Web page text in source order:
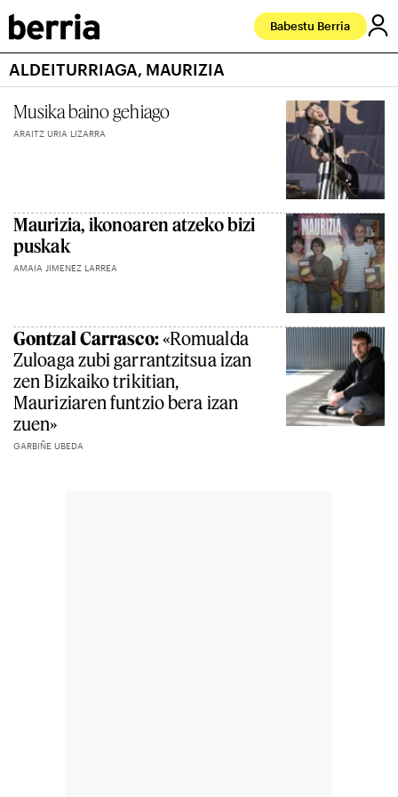
Babestu Berria
ALDEITURRIAGA, MAURIZIA
Musika baino gehiago
ARAITZ URIA LIZARRA
Maurizia, ikonoaren atzeko bizi
puskak
AMAIA JIMENEZ LARREA
Gontzal Carrasco:«Romualda
Zuloaga zubi garrantzitsua izan
zen Bizkaiko trikitian,
Mauriziaren funtzio bera izan
zuen»
GARBIÑE UBEDA